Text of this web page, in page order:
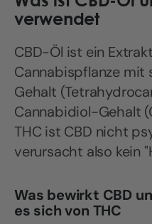
verwendet
CBD-Öl ist ein
Cannabispflanze mit
Gehalt
Cannabidiol-Gehalt
THC ist CBD nicht
verursacht also kein
Was bewirkt CBD
es sich von THC